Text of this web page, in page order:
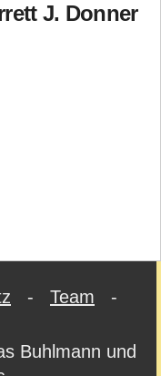
J. Donner
- Team -
Buhlmann und